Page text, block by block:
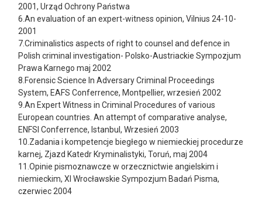
2001, Urząd Ochrony Państwa
6.An evaluation of an expert-witness opinion, Vilnius 24-10-
2001
7.Criminalistics aspects of right to counsel and defence in
Polish criminal investigation- Polsko-Austriackie Sympozjum
Prawa Karnego maj 2002
8.Forensic Science In Adversary Criminal Proceedings
System, EAFS Conferrence, Montpellier, wrzesień 2002
9.An Expert Witness in Criminal Procedures of various
European countries. An attempt of comparative analyse,
ENFSI Conferrence, Istanbul, Wrzesień 2003
10.Zadania i kompetencje biegłego w niemieckiej procedurze
karnej, Zjazd Katedr Kryminalistyki, Toruń, maj 2004
11.Opinie pismoznawcze w orzecznictwie angielskim i
niemieckim, XI Wrocławskie Sympozjum Badań Pisma,
czerwiec 2004